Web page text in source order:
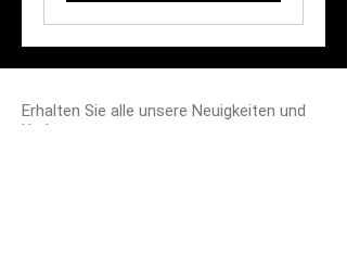
Erhalten Sie alle unsere Neuigkeiten und
Updates